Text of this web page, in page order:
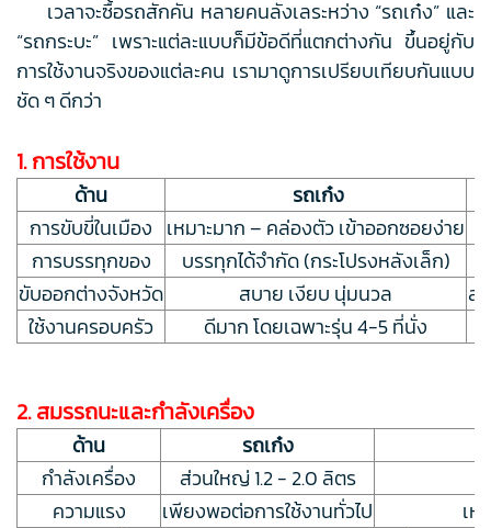
เวลาจะซื้อรถสักคัน หลายคนลังเลระหว่าง “รถเก๋ง” และ
“รถกระบะ” เพราะแต่ละแบบก็มีข้อดีที่แตกต่างกัน ขึ้นอยู่กับ
การใช้งานจริงของแต่ละคน เรามาดูการเปรียบเทียบกันแบบ
ชัด ๆ ดีกว่า
1. การใช้งาน
ด้าน
รถเก๋ง
การขับขี่ในเมือง เหมาะมาก – คล่องตัว เข้าออกซอยง่าย
การบรรทุกของ
บรรทุกได้จำกัด (กระโปรงหลังเล็ก)
ขับออกต่างจังหวัด
สบาย เงียบ นุ่มนวล
ส
ใช้งานครอบครัว
ดีมาก โดยเฉพาะรุ่น 4-5 ที่นั่ง
2. สมรรถนะและกำลังเครื่อง
ด้าน
รถเก๋ง
กำลังเครื่อง
ส่วนใหญ่ 1.2 - 2.0 ลิตร
ความแรง
เพียงพอต่อการใช้งานทั่วไป
เห